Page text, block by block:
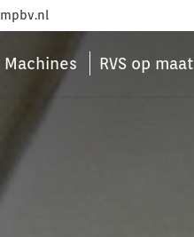
Machines RVS op maat